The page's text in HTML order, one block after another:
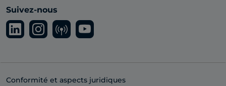
Suivez-nous
Conformité et aspects juridiques